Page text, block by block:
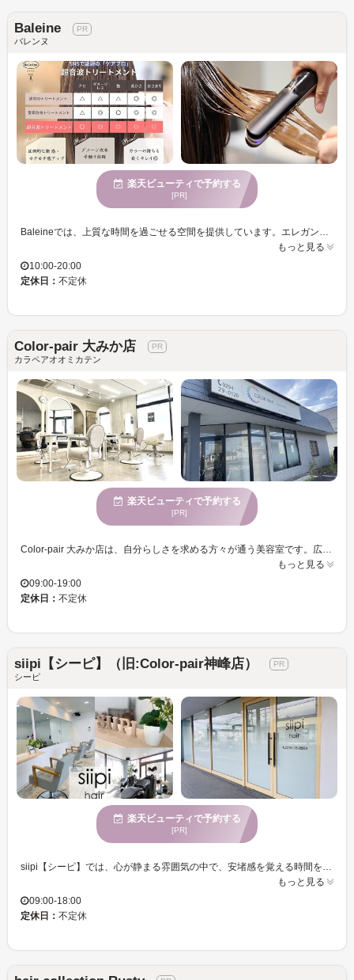
Baleine
バレンヌ
楽天ビューティで予約する
[PR]
もっと見る
10:00-20:00
定休日： 不定休
Color-pair 大みか店
カラペアオオミカテン
楽天ビューティで予約する
[PR]
もっと見る
09:00-19:00
定休日： 不定休
siipi【シーピ】（旧:Color-pair神峰店）
シーピ
楽天ビューティで予約する
[PR]
siipi【シーピ】では、心が静まる雰囲気の中で、安堵感を覚える時間をお過ごしいただけます。落ち着いた魅力あふれる女性に支持されており、マンツーマンの丁寧なカウンセリングと施術で、お客様一人ひとりのスタイルを大切にします。駐車場完備で、アクセスも安心です。心を癒しながら、ご自身の美しさを引き出すサロンとして、皆様に満足いただける時間と仕上がりを提供いたします。心からリフレッシュしたい、そして美しくありたいという方にぴったりの空間です。ぜひsiipi【シーピ】で、理想のスタイルを手に入れてください。
もっと見る
09:00-18:00
定休日： 不定休